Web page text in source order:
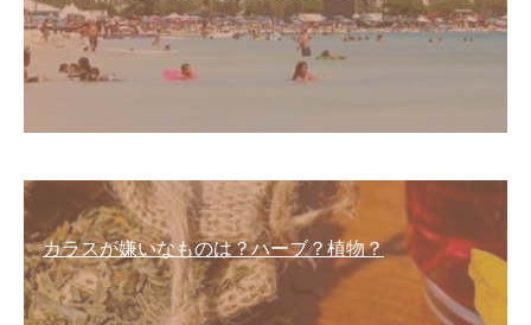
カラスが嫌いなものは？ハーブ？植物？